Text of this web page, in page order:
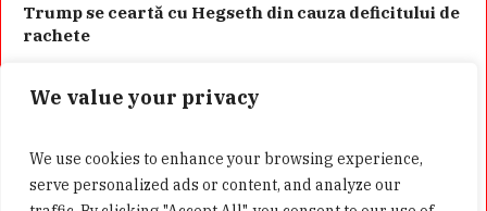
We value your privacy
We use cookies to enhance your browsing experience,
serve personalized ads or content, and analyze our
Trump se ceartă cu Hegseth din cauza deficitului de
rachete
Categorii